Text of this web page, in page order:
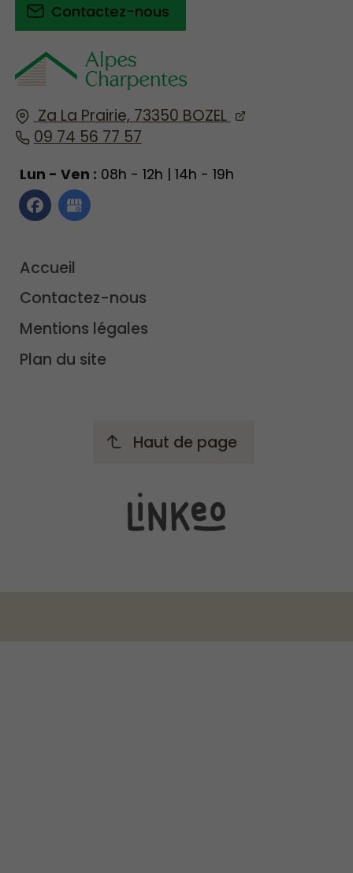
Za La Prairie, 73350 BOZEL
09 74 56 77 57
Lun - Ven : 08h - 12h | 14h - 19h
Accueil
Contactez-nous
Mentions légales
Plan du site
Contactez-nous
Haut de page